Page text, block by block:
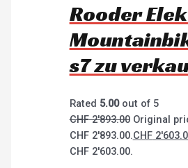
Rooder
s7 zu
Rated 5.00out of 5
CHF2'893.00 Original
CHF 2'893.00.CHF
CHF 2'603.00.